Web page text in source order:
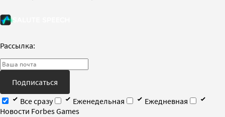
Рассылка:
Подписаться
Все сразу
Еженедельная
Ежедневная
Новости Forbes Games